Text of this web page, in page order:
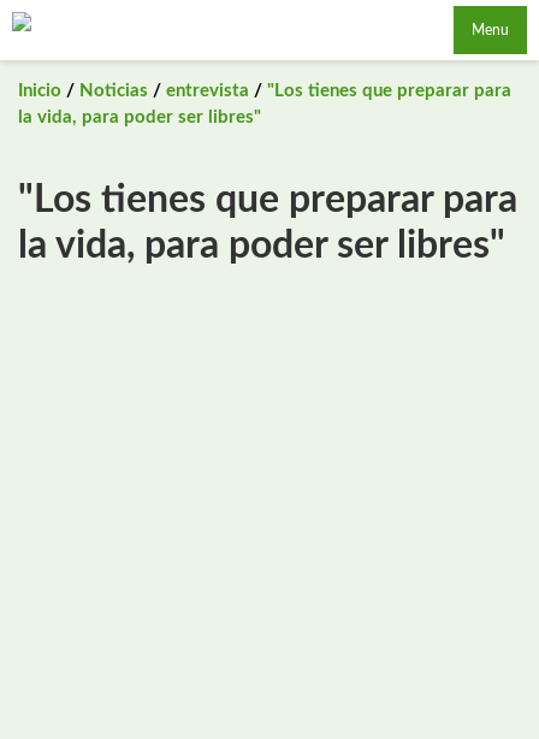
Saltar
Menu
Inicio / Noticias / entrevista / "Los tienes que preparar para
la vida, para poder ser libres"
"Los tienes que preparar para
la vida, para poder ser libres"